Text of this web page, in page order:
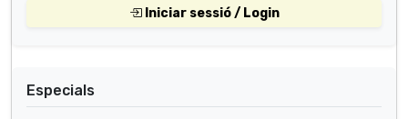
Iniciar sessió / Login
Especials